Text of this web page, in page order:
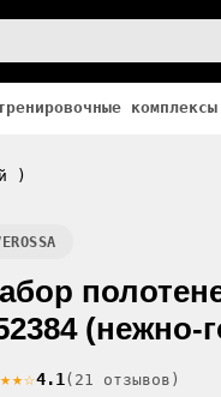
)
(нежно-
4.1 (21 отзывов)